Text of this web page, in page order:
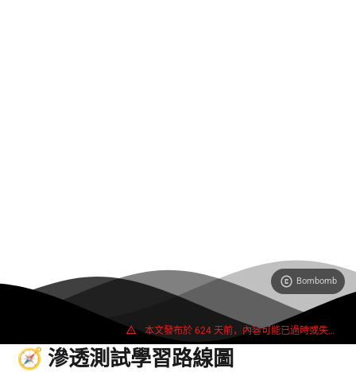
Bombomb
本文發布於 624 天前，內容可能已過時或失效。
🧭 滲透測試學習路線圖